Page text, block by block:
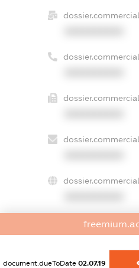
XXXXXXXXXX
document.dueToDate 02.07.19